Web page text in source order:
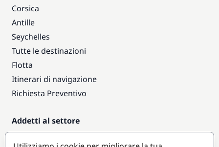
Corsica
Antille
Seychelles
Tutte le destinazioni
Flotta
Itinerari di navigazione
Richiesta Preventivo
Addetti al settore
Accesso armatori